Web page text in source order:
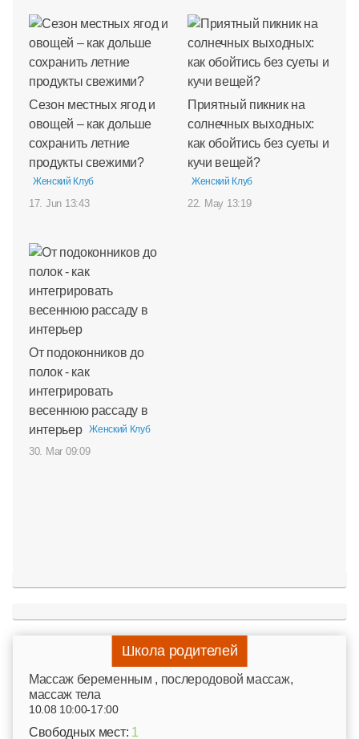
Сезон местных ягод и
овощей – как дольше
сохранить летние
продукты свежими?
Женский Клуб
17. Jun 13:43
Приятный пикник на
солнечных выходных:
как обойтись без суеты и
кучи вещей?
Женский Клуб
22. May 13:19
От подоконников до
полок - как
интегрировать
весеннюю рассаду в
интерьер
Женский Клуб
30. Mar 09:09
Школа родителей
Mассаж беременным , послеродовой массаж,
массаж тела
10.08 10:00-17:00
Свободных мест: 1